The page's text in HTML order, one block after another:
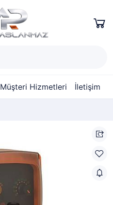
Müşteri Hizmetleri İletişim